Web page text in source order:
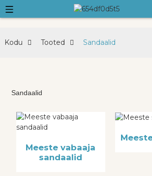
Kodu Tooted Sandaalid
Sandaalid
Meeste vabaaja
sandaalid